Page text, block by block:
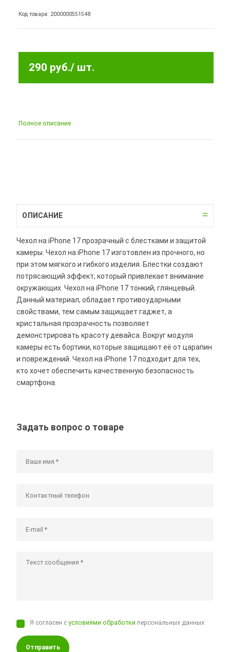
Код товара: 2000000551548
290 руб./ шт.
Полное описание
ОПИСАНИЕ
Чехол на iPhone 17 прозрачный с блестками и защитой
камеры. Чехол на iPhone 17 изготовлен из прочного, но
при этом мягкого и гибкого изделия. Блестки создают
потрясающий эффект, который привлекает внимание
окружающих. Чехол на iPhone 17 тонкий, глянцевый.
Данный материал, обладает противоударными
свойствами, тем самым защищает гаджет, а
кристальная прозрачность позволяет
демонстрировать красоту девайса. Вокруг модуля
камеры есть бортики, которые защищают её от царапин
и повреждений. Чехол на iPhone 17 подходит для тех,
кто хочет обеспечить качественную безопасность
смартфона.
Задать вопрос о товаре
Я согласен сусловиями обработки персональных данных
Отправить